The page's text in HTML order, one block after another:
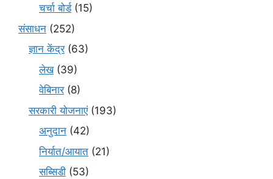
चर्चा बोर्ड(15)
संसाधन (252)
ज्ञान केंद्र(63)
लेख(39)
वेबिनार(8)
सरकारी योजनाएं(193)
अनुदान (42)
निर्यात/आयात (21)
सब्सिडी (53)